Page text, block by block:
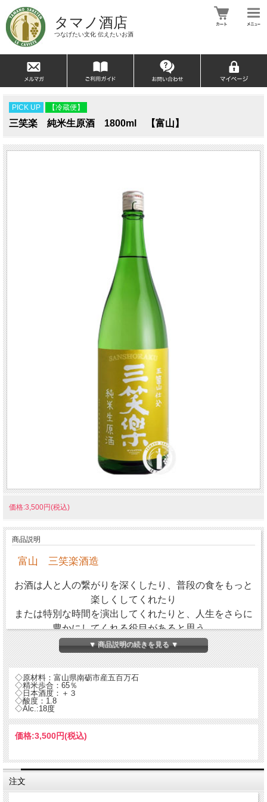
タマノ酒店
つなげたい文化 伝えたいお酒
PICK UP 【冷蔵便】
三笑楽 純米生原酒 1800ml 【富山】
価格:3,500円(税込)
商品説明
富山 三笑楽酒造
お酒は人と人の繋がりを深くしたり、普段の食をもっと
楽しくしてくれたり
または特別な時間を演出してくれたりと、人生をさらに
豊かにしてくれる役目があると思う。
お酒を笑って、楽しく飲んでいただきたい。私達の願い
です。
さあ、人生を楽しもう。お酒を楽しもう。
五箇山の酒のあては、昔から保存食や山の幸といった味
味のあるお酒を醸してきました。
現在の酒造りも、創業以来地元の文化と育ってきた骨太
の味をベースに商品を設計しています。
▼ 商品説明の続きを見る ▼
◇原材料：富山県南砺市産五百万石
◇精米歩合：65％
◇日本酒度：＋３
◇酸度：1.8
◇Alc.:18度
価格:3,500円(税込)
注文